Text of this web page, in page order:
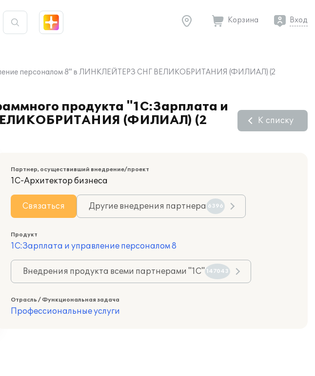
Корзина Вход
персоналом 8" в ЛИНКЛЕЙТЕРЗ СНГ ВЕЛИКОБРИТАНИЯ (ФИЛИАЛ) (2
продукта "1С:Зарплата и
(ФИЛИАЛ) (2
К списку
Партнер, осуществивший внедрение/проект
1С-Архитектор бизнеса
Связаться Другие внедрения партнера 6396
Продукт
1С:Зарплата и управление персоналом 8
Внедрения продукта всеми партнерами "1С" 147043
Отрасль / Функциональная задача
Профессиональные услуги